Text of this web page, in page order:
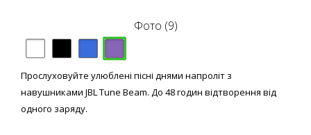
Фото (9)
Прослуховуйте улюблені пісні днями напроліт з
навушниками JBL Tune Beam. До 48 годин відтворення від
одного заряду.